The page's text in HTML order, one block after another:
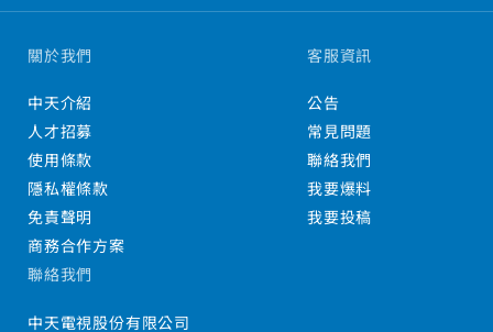
關於我們
中天介紹
人才招募
使用條款
隱私權條款
免責聲明
商務合作方案
客服資訊
公告
常見問題
聯絡我們
我要爆料
我要投稿
聯絡我們
中天電視股份有限公司